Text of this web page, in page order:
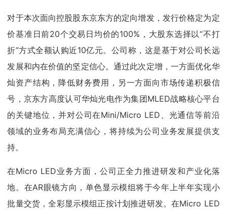
对于本次面向控股股东京东方的定向增发，发行价格定为定
价基准日前20个交易日均价的100%，大股东选择以“不打
折”方式全额认购近10亿元。公司称，这是基于对公司长远
发展和内在价值的坚定信心。通过此次定增，一方面优化华
灿资产结构，降低财务费用，另一方面向市场传递积极信
号，京东方高度认可华灿光电作为集团MLED战略核心平台
的关键地位，并对公司在Mini/Micro LED、光通信等前沿
领域的业务布局充满信心，将持续为公司业务发展提供支
持。
在Micro LED业务方面，公司正全力推进研发和产业化落
地。在AR眼镜方向，单色显示模组将于今年上半年实现小
批量交货，全彩显示模组正按计划推进研发。在Micro LED